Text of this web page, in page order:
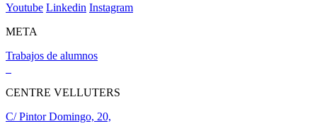
Youtube Linkedin Instagram
META
Trabajos de alumnos
CENTRE VELLUTERS
C/ Pintor Domingo, 20,